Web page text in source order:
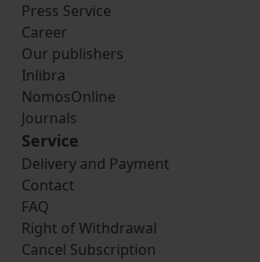
Press Service
Career
Our publishers
Inlibra
NomosOnline
Journals
Service
Delivery and Payment
Contact
FAQ
Right of Withdrawal
Cancel Subscription